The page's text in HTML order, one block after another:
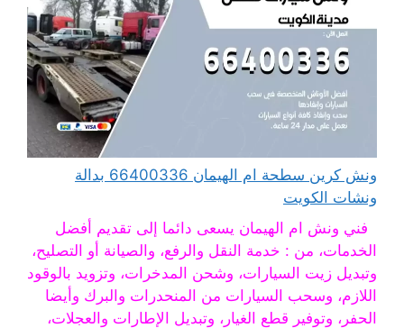
ونش كرين سطحة ام الهيمان 66400336 بدالة
ونشات الكويت
فني ونش ام الهيمان يسعى دائما إلى تقديم أفضل
الخدمات، من : خدمة النقل والرفع، والصيانة أو التصليح،
وتبديل زيت السيارات، وشحن المدخرات، وتزويد بالوقود
اللازم، وسحب السيارات من المنحدرات والبرك وأيضا
الحفر، وتوفير قطع الغيار، وتبديل الإطارات والعجلات،